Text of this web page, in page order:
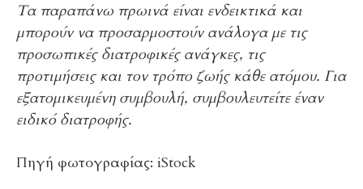
Τα παραπάνω πρωινά είναι ενδεικτικά και
μπορούν να προσαρμοστούν ανάλογα με τις
προσωπικές διατροφικές ανάγκες, τις
προτιμήσεις και τον τρόπο ζωής κάθε ατόμου. Για
εξατομικευμένη συμβουλή, συμβουλευτείτε έναν
ειδικό διατροφής.
Πηγή φωτογραφίας: iStock